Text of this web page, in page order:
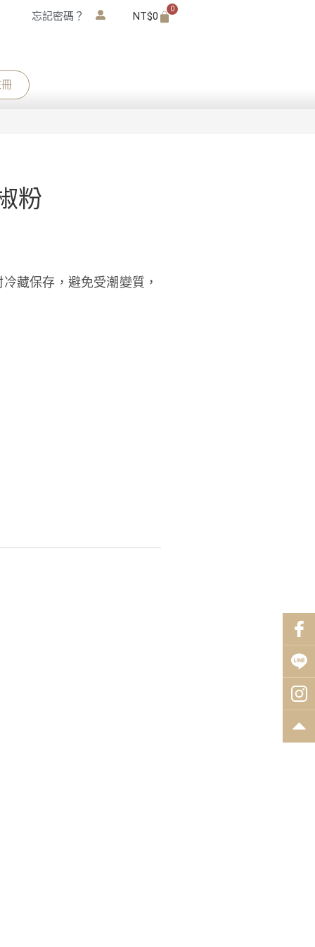
忘記密碼？ NT$0
0
粉
藏保存，避免受潮變質，